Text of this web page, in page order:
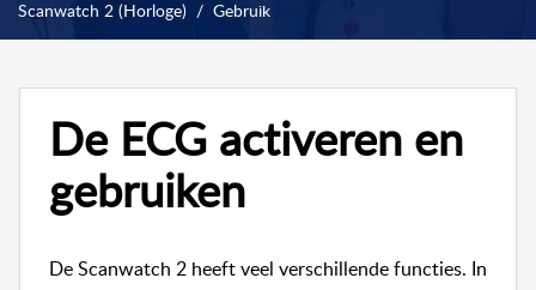
Scanwatch 2 (Horloge) Gebruik
De ECG activeren en
gebruiken
De Scanwatch 2 heeft veel verschillende functies. In